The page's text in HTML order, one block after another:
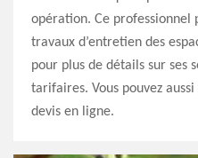
opération. Ce professionnel
travaux d’entretien des
pour plus de détails sur ses
tarifaires. Vous pouvez
devis en ligne.